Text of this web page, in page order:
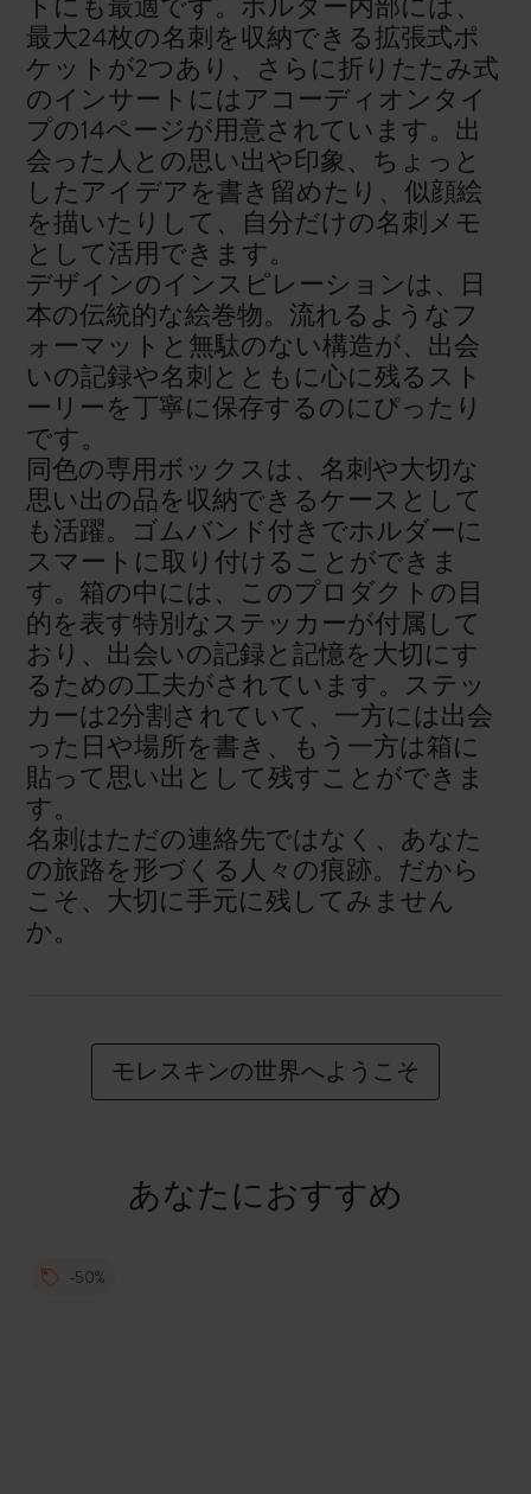
最大24枚の名刺を収納できる拡張式ポ
ケットが2つあり、さらに折りたたみ式
のインサートにはアコーディオンタイ
プの14ページが用意されています。出
会った人との思い出や印象、ちょっと
したアイデアを書き留めたり、似顔絵
を描いたりして、自分だけの名刺メモ
として活用できます。
デザインのインスピレーションは、日
本の伝統的な絵巻物。流れるようなフ
ォーマットと無駄のない構造が、出会
いの記録や名刺とともに心に残るスト
ーリーを丁寧に保存するのにぴったり
です。
同色の専用ボックスは、名刺や大切な
思い出の品を収納できるケースとして
も活躍。ゴムバンド付きでホルダーに
スマートに取り付けることができま
す。箱の中には、このプロダクトの目
的を表す特別なステッカーが付属して
おり、出会いの記録と記憶を大切にす
るための工夫がされています。ステッ
カーは2分割されていて、一方には出会
った日や場所を書き、もう一方は箱に
貼って思い出として残すことができま
す。
名刺はただの連絡先ではなく、あなた
の旅路を形づくる人々の痕跡。だから
こそ、大切に手元に残してみません
か。
モレスキンの世界へようこそ
あなたにおすすめ
-50%